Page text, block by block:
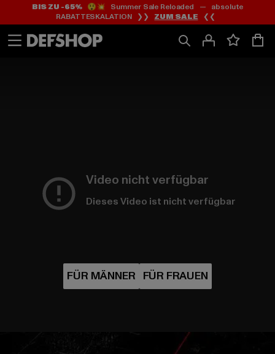
Zum
Inhalt
springen
Zum
Fußzeile
springen
BIS ZU -65%😲💥 Summer Sale Reloaded — absolute
RABATTESKALATION ❯❯ ZUM SALE ❮❮
Video nicht verfügbar
Dieses Video ist nicht verfügbar